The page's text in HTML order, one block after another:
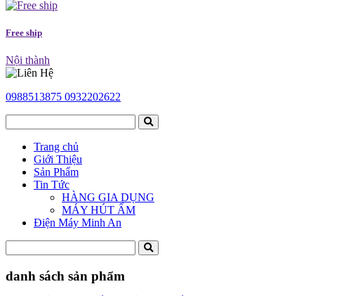
Free ship
Nội thành
0988513875 0932202622
Trang chủ
Giới Thiệu
Sản Phẩm
Tin Tức
HÀNG GIA DỤNG
MÁY HÚT ẨM
Điện Máy Minh An
danh sách sản phẩm